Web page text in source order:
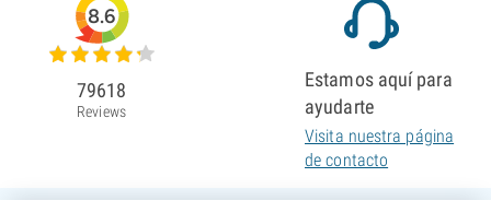
8.6
79618
Reviews
Estamos aquí para
ayudarte
Visita nuestra página
de contacto